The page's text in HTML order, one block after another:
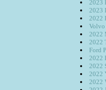
2023
2023
2022
Volvo
2022
2022
Ford
2022
2022
2022
2022